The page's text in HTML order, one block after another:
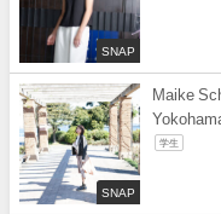
SNAP
SNAP
Maike
学生